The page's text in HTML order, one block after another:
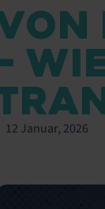
12 Januar, 2026